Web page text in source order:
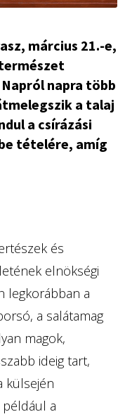
március 21.-e,
napra több
a talaj
a csírázási
tételére, amíg
és
elnökségi
legkorábban a
a salátamag
magok,
ideig tart,
külsején
a